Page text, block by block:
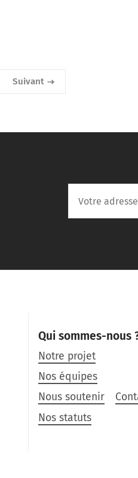
Suivant
Qui sommes-nous
Notre projet
Nos équipes
Nous soutenir
Nos statuts